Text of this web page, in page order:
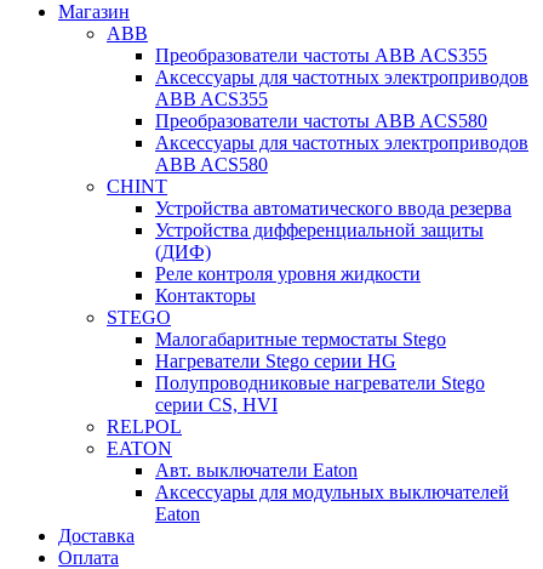
Магазин
ABB
Преобразователи частоты ABB ACS355
Аксессуары для частотных электроприводов
ABB ACS355
Преобразователи частоты ABB ACS580
Аксессуары для частотных электроприводов
ABB ACS580
CHINT
Устройства автоматического ввода резерва
Устройства дифференциальной защиты
(ДИФ)
Реле контроля уровня жидкости
Контакторы
STEGO
Малогабаритные термостаты Stego
Нагреватели Stego серии HG
Полупроводниковые нагреватели Stego
серии CS, HVI
RELPOL
EATON
Авт. выключатели Eaton
Аксессуары для модульных выключателей
Eaton
Доставка
Оплата